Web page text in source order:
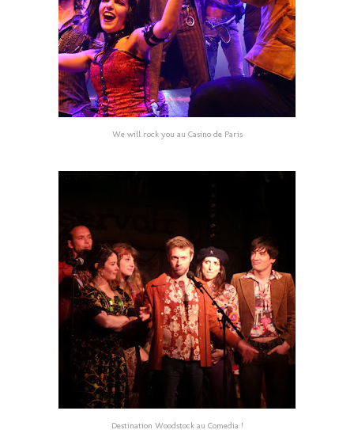
We will rock you au Casino de Paris
Destination Woodstock au Comedia !